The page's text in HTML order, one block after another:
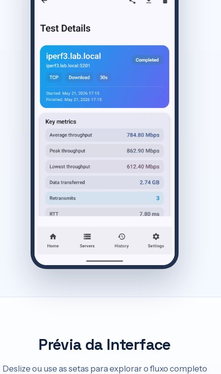
Prévia da Interface
Deslize ou use as setas para explorar o fluxo completo